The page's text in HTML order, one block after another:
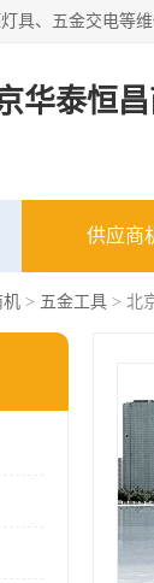
华泰恒
供应商
机 > 五金工具 > 北